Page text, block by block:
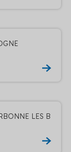
LES B